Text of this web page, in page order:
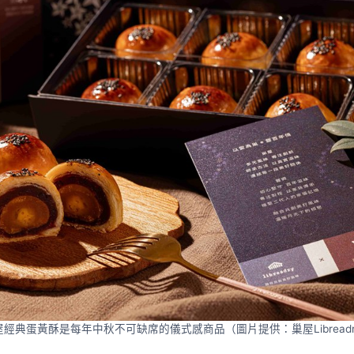
經典蛋黃酥是每年中秋不可缺席的儀式感商品（圖片提供：巢屋